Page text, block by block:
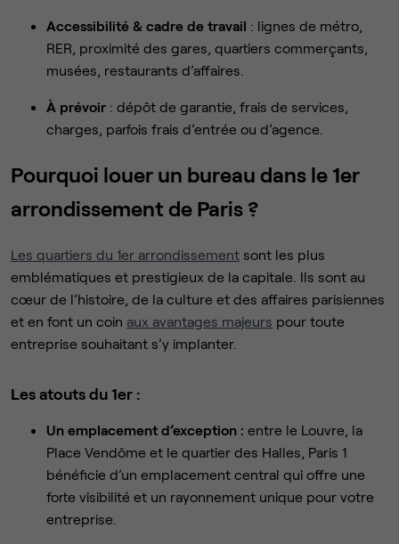
Accessibilité & cadre de travail : lignes de métro,
RER, proximité des gares, quartiers commerçants,
musées, restaurants d’affaires.
À prévoir : dépôt de garantie, frais de services,
charges, parfois frais d’entrée ou d’agence.
Pourquoi louer un bureau dans le 1er
arrondissement de Paris ?
Les quartiers du 1er arrondissement sont les plus
emblématiques et prestigieux de la capitale. Ils sont au
cœur de l’histoire, de la culture et des affaires parisiennes
et en font un coin aux avantages majeurs pour toute
entreprise souhaitant s’y implanter.
Les atouts du 1er :
Un emplacement d’exception : entre le Louvre, la
Place Vendôme et le quartier des Halles, Paris 1
bénéficie d’un emplacement central qui offre une
forte visibilité et un rayonnement unique pour votre
entreprise.